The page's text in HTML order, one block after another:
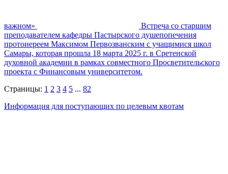
важном»
Встреча со старшим
преподавателем кафедры Пастырского душепопечения
протоиереем Максимом Первозванским с учащимися школ
Самары, которая прошла 18 марта 2025 г. в Сретенской
духовной академии в рамках совместного Просветительского
проекта с Финансовым университетом.
Страницы: 1 2 3 4 5 ... 82
Информация для поступающих по целевым квотам